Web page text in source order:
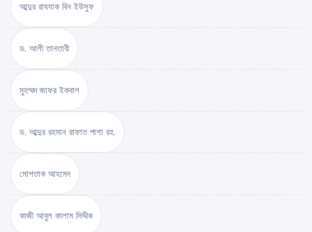
আব্দুর রাযযাক বিন ইউসুফ
ড. আলী তানতাবী
মুহম্মদ জাফর ইকবাল
ড. আব্দুর রহমান রাফাত পাশা রহ.
মোশতাক আহমেদ
কাজী আবুল কালাম সিদ্দীক